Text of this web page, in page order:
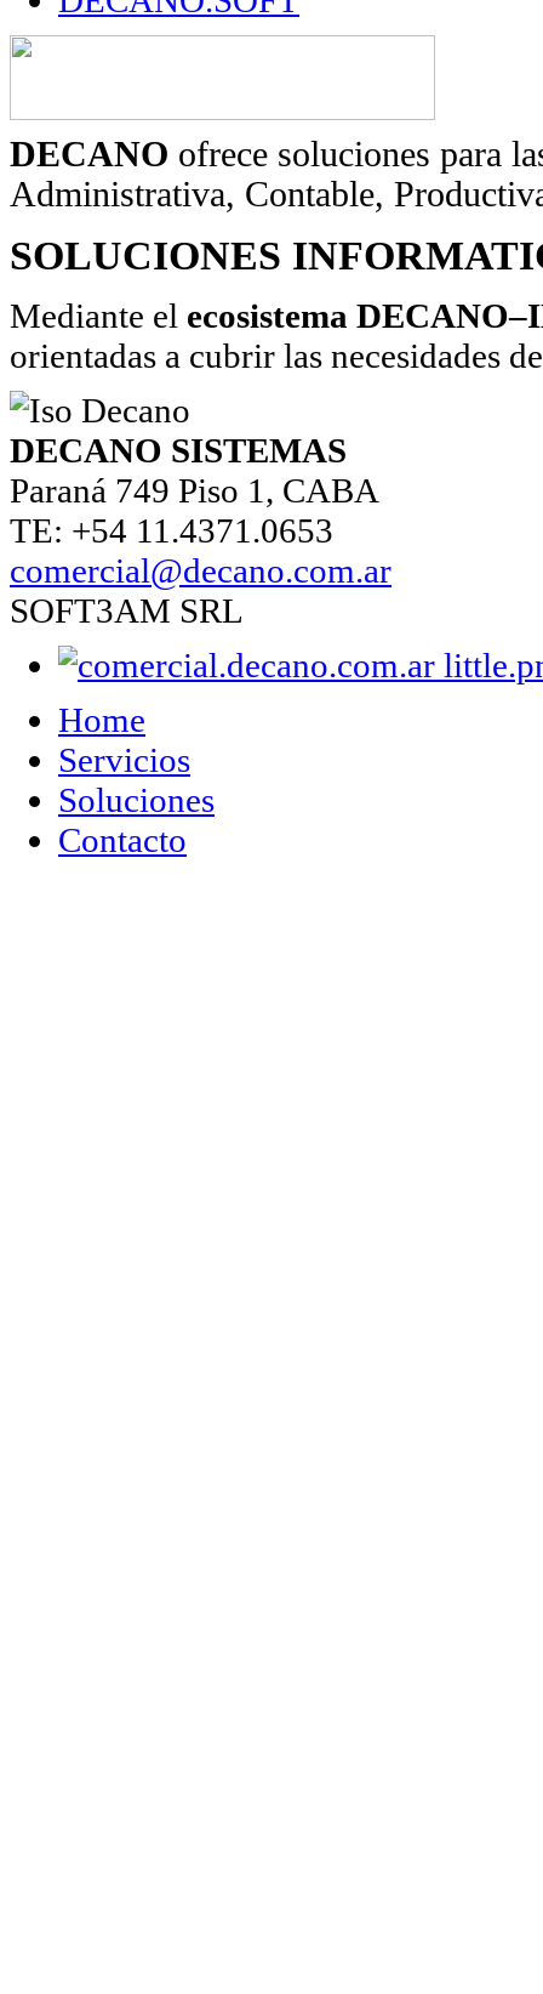
DECANO ofrece soluciones para
Administrativa, Contable,
SOLUCIONES
Mediante el ecosistema
orientadas a cubrir las necesidades
DECANO SISTEMAS
Paraná 749 Piso 1, CABA
TE: +54 11.4371.0653
comercial@decano.com.ar
SOFT3AM SRL
Home
Servicios
Soluciones
Contacto